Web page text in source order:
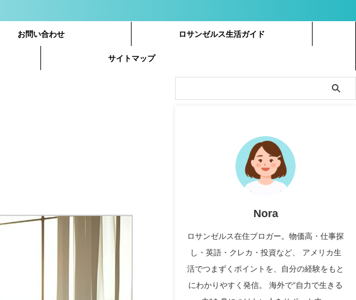
お問い合わせ ロサンゼルス生活ガイド
サイトマップ
Nora
ロサンゼルス在住ブロガー。物価高・仕事探
し・英語・クレカ・投資など、 アメリカ生
活でつまずくポイントを、自分の経験をもと
にわかりやすく発信。 海外で“自力で生きる